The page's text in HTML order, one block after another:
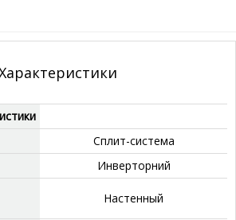
Сплит-система
‎Инверторний
‎Настенный